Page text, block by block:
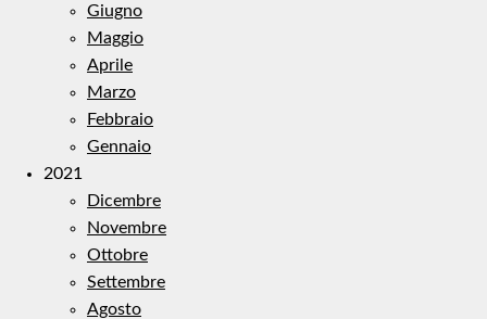
Giugno
Maggio
Aprile
Marzo
Febbraio
Gennaio
2021
Dicembre
Novembre
Ottobre
Settembre
Agosto